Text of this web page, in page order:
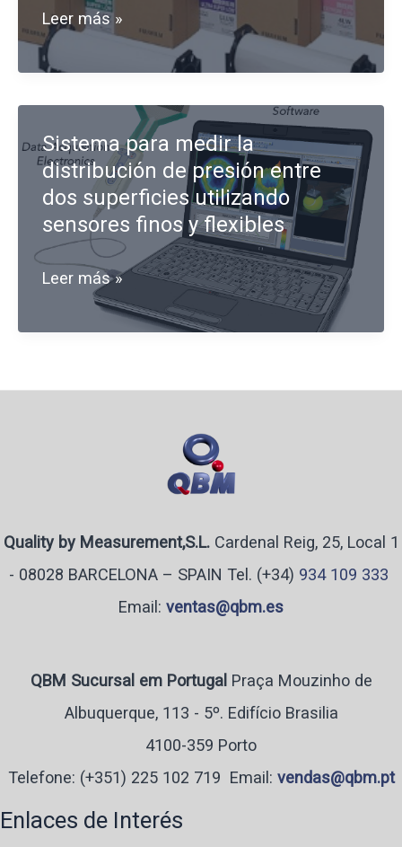
de
distribución
de
presión
Prescale
–
la
medida
estática
de
distribución
Leer más »
Sistema para medir la
distribución de presión entre
dos superficies utilizando
sensores finos y flexibles
Sistema
dos
superficies
Leer más »
Quality by Measurement,S.L.Cardenal Reig, 25, Local 1
- 08028 BARCELONA – SPAIN Tel. (+34) 934 109 333
Email: ventas@qbm.es
QBM Sucursal em Portugal Praça Mouzinho de
Albuquerque, 113 - 5º. Edifício Brasilia
4100-359 Porto
Telefone: (+351) 225 102 719 Email: vendas@qbm.pt
Enlaces de Interés